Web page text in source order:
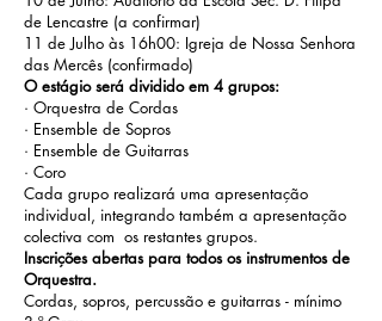
de Lencastre (a confirmar)
11 de Julho às 16h00: Igreja de Nossa Senhora
das Mercês (confirmado)
O estágio será dividido em 4 grupos:
· Orquestra de Cordas
· Ensemble de Sopros
· Ensemble de Guitarras
· Coro
Cada grupo realizará uma apresentação
individual, integrando também a apresentação
colectiva com os restantes grupos.
Inscrições abertas para todos os instrumentos de
Orquestra.
Cordas, sopros, percussão e guitarras - mínimo